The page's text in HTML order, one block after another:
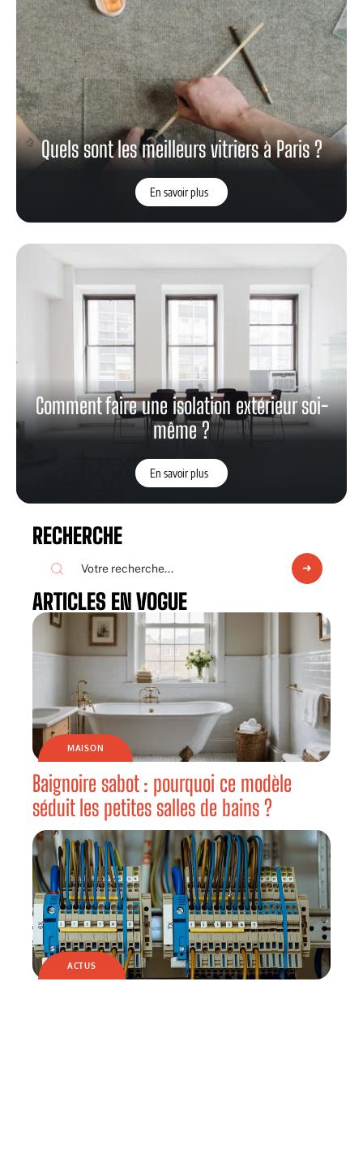
Quels sont les meilleurs vitriers à Paris ?
En savoir plus
Comment faire une isolation extérieur soi-
même ?
En savoir plus
RECHERCHE
ARTICLES EN VOGUE
MAISON
Baignoire sabot : pourquoi ce modèle
séduit les petites salles de bains ?
ACTUS